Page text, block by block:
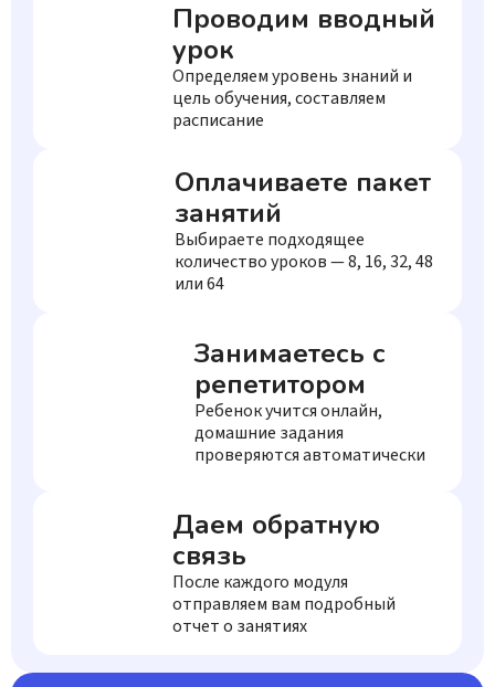
Проводим вводный
урок
Определяем уровень знаний и
цель обучения, составляем
расписание
Оплачиваете пакет
занятий
Выбираете подходящее
количество уроков — 8, 16, 32, 48
или 64
Занимаетесь с
репетитором
Ребенок учится онлайн,
домашние задания
проверяются автоматически
Даем обратную
связь
После каждого модуля
отправляем вам подробный
отчет о занятиях